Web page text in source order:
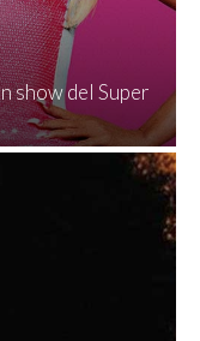
show del Super